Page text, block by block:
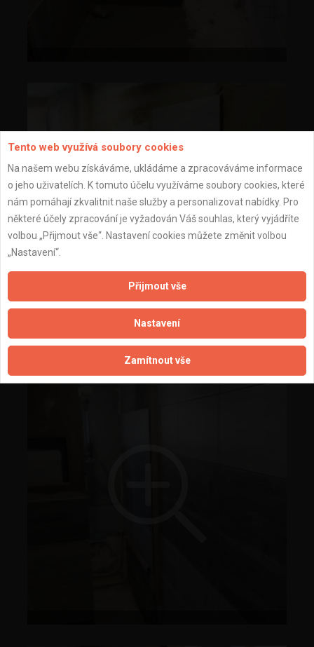
Tento web využívá soubory cookies
Na našem webu získáváme, ukládáme a zpracováváme informace
o jeho uživatelích. K tomuto účelu využíváme soubory cookies, které
nám pomáhají zkvalitnit naše služby a personalizovat nabídky. Pro
některé účely zpracování je vyžadován Váš souhlas, který vyjádříte
volbou „Přijmout vše“. Nastavení cookies můžete změnit volbou
„Nastavení“.
Přijmout vše
Nastavení
Zamítnout vše